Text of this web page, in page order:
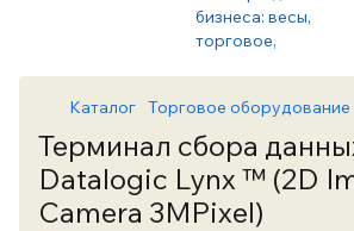
Каталог Торговое оборудование
Терминал сбора
Datalogic Lynx ™ (2D
Camera 3MPixel)